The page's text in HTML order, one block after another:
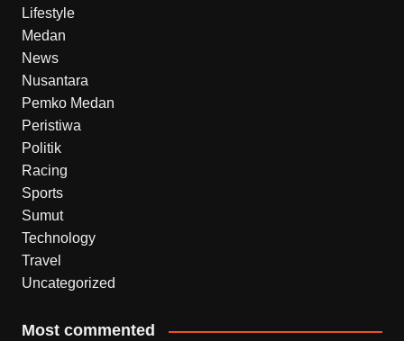
Lifestyle
Medan
News
Nusantara
Pemko Medan
Peristiwa
Politik
Racing
Sports
Sumut
Technology
Travel
Uncategorized
Most commented